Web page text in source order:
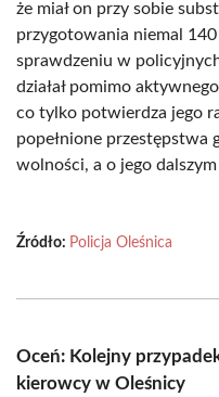
że miał on przy sobie
przygotowania niemal
sprawdzeniu w
działał pomimo
co tylko potwierdza jego
popełnione przestępstwa
wolności, a o jego
Źródło: Policja Oleśnica
Oceń: Kolejny
kierowcy w Oleśnicy